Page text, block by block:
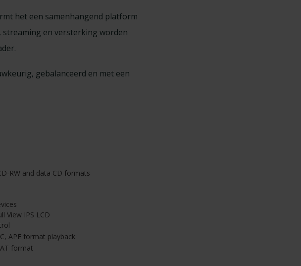
het een samenhangend platform
en versterking worden
gebalanceerd en met een
RW and data CD formats
View IPS LCD
APE format playback
format